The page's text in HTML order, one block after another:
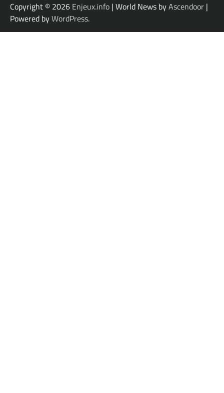
Copyright © 2026 Enjeux.info | World News byAscendoor |
Powered byWordPress.